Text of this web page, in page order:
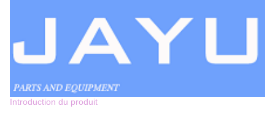
Introduction du produit